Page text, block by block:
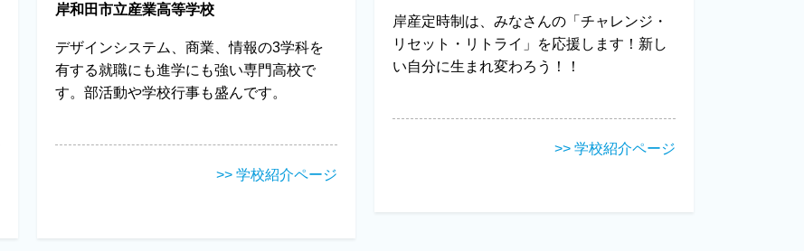
岸和田市立産業高等学校
デザインシステム、商業、情報の3学科を
有する就職にも進学にも強い専門高校で
す。部活動や学校行事も盛んです。
>> 学校紹介ページ
岸産定時制は、みなさんの「チャレンジ・
リセット・リトライ」を応援します！新し
い自分に生まれ変わろう！！
>> 学校紹介ページ